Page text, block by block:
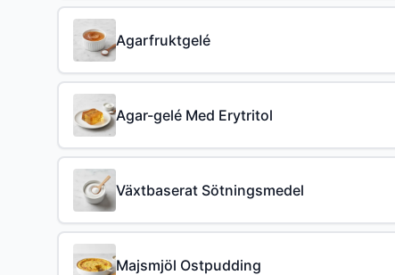
Agarfruktgelé
Agar-gelé Med Erytritol
Växtbaserat Sötningsmedel
Majsmjöl Ostpudding